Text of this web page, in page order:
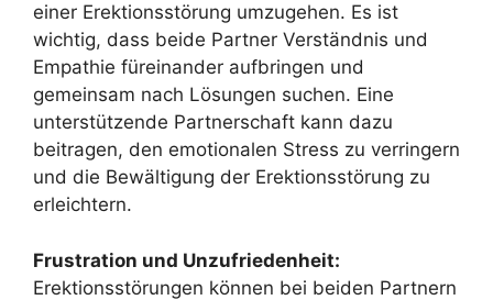
einer Erektionsstörung umzugehen. Es ist
wichtig, dass beide Partner Verständnis und
Empathie füreinander aufbringen und
gemeinsam nach Lösungen suchen. Eine
unterstützende Partnerschaft kann dazu
beitragen, den emotionalen Stress zu verringern
und die Bewältigung der Erektionsstörung zu
erleichtern.
Frustration und Unzufriedenheit:
Erektionsstörungen können bei beiden Partnern